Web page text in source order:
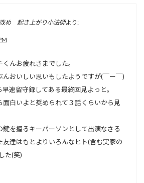
め 起き上がり小法師より:
んお疲れさまでした。
んおいしい思いもしたようですが(￣ー￣)
速留守録してある最終回見よっと。
面白いよと奨められて３話くらいから見
鍵を握るキーパーソンとして出演なさる
友達はもとよりいろんなヒト(含む実家の
た(笑)